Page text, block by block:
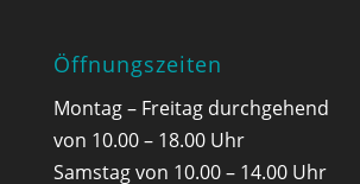
Öffnungszeiten
Montag – Freitag durchgehend
von 10.00 – 18.00 Uhr
Samstag von 10.00 – 14.00 Uhr